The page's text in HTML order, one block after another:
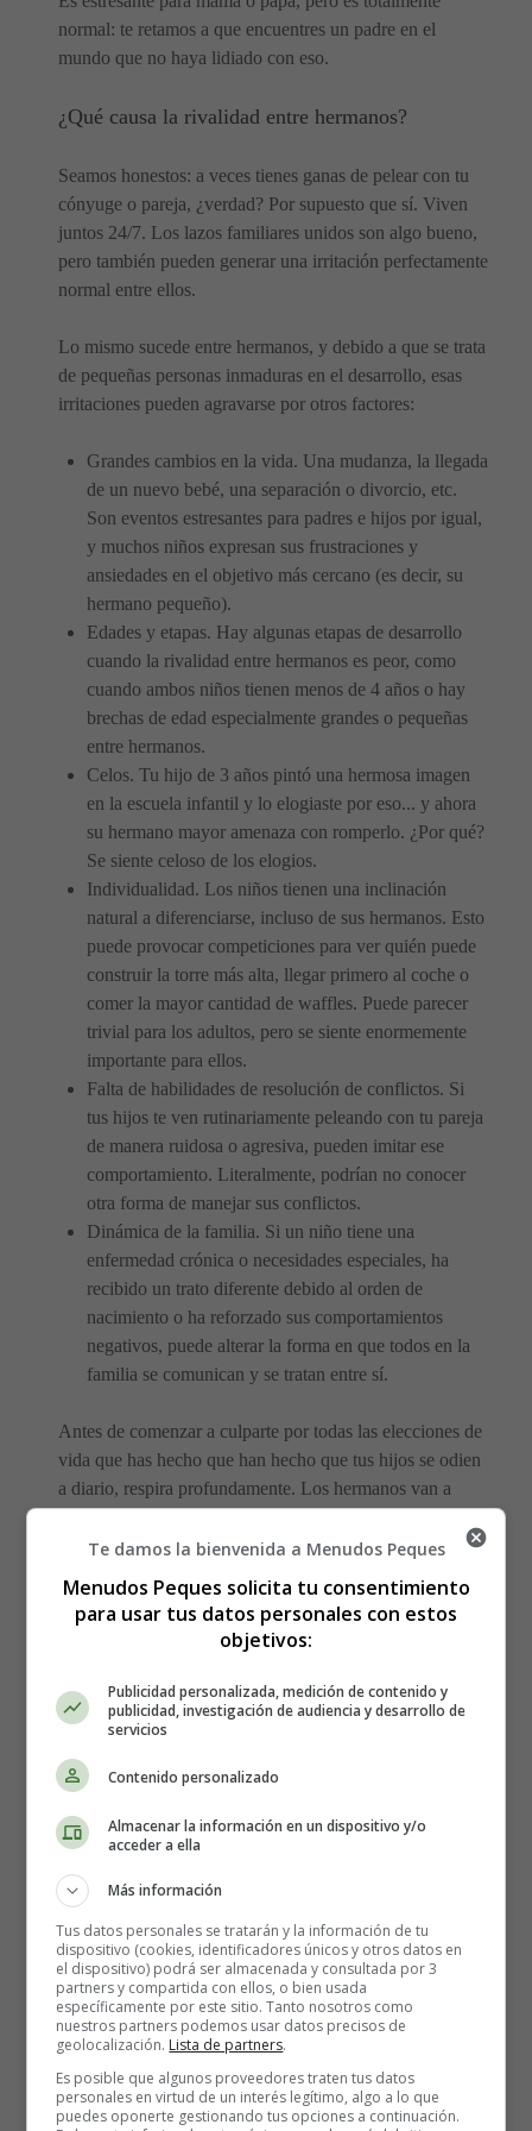
normal: te retamos a que encuentres un padre en el
mundo que no haya lidiado con eso.
¿Qué causa la rivalidad entre hermanos?
Seamos honestos: a veces tienes ganas de pelear con tu
cónyuge o pareja, ¿verdad? Por supuesto que sí. Viven
juntos 24/7. Los lazos familiares unidos son algo bueno,
pero también pueden generar una irritación perfectamente
normal entre ellos.
Lo mismo sucede entre hermanos, y debido a que se trata
de pequeñas personas inmaduras en el desarrollo, esas
irritaciones pueden agravarse por otros factores:
Grandes cambios en la vida. Una mudanza, la llegada
de un nuevo bebé, una separación o divorcio, etc.
Son eventos estresantes para padres e hijos por igual,
y muchos niños expresan sus frustraciones y
ansiedades en el objetivo más cercano (es decir, su
hermano pequeño).
Edades y etapas. Hay algunas etapas de desarrollo
cuando la rivalidad entre hermanos es peor, como
cuando ambos niños tienen menos de 4 años o hay
brechas de edad especialmente grandes o pequeñas
entre hermanos.
Celos. Tu hijo de 3 años pintó una hermosa imagen
en la escuela infantil y lo elogiaste por eso... y ahora
su hermano mayor amenaza con romperlo. ¿Por qué?
Se siente celoso de los elogios.
Individualidad. Los niños tienen una inclinación
natural a diferenciarse, incluso de sus hermanos. Esto
puede provocar competiciones para ver quién puede
construir la torre más alta, llegar primero al coche o
comer la mayor cantidad de waffles. Puede parecer
trivial para los adultos, pero se siente enormemente
importante para ellos.
Falta de habilidades de resolución de conflictos. Si
tus hijos te ven rutinariamente peleando con tu pareja
de manera ruidosa o agresiva, pueden imitar ese
comportamiento. Literalmente, podrían no conocer
otra forma de manejar sus conflictos.
Dinámica de la familia. Si un niño tiene una
enfermedad crónica o necesidades especiales, ha
recibido un trato diferente debido al orden de
nacimiento o ha reforzado sus comportamientos
negativos, puede alterar la forma en que todos en la
familia se comunican y se tratan entre sí.
Antes de comenzar a culparte por todas las elecciones de
vida que has hecho que han hecho que tus hijos se odien
a diario, respira profundamente. Los hermanos van a
rivalidad entre hermanos existente, pero es probable que
no hayas causado directamente que tus hijos compitan
detenerlo por completo.
exacerbar la rivalidad entre hermanos. Si haces algo de lo
la situación:
Constantemente alabas a un niño y críticas a otro.
Asignar roles familiares específicos (Ana es un genio
de las matemáticas y David es el artista)
Prestas más atención a las necesidades e intereses de
un niño que del otro.
Ejemplos de rivalidad entre hermanos
Te damos la bienvenida a Menudos Peques
Menudos Peques solicita tu consentimiento
para usar tus datos personales con estos
objetivos:
Publicidad personalizada, medición de contenido y
publicidad, investigación de audiencia y desarrollo de
servicios
Contenido personalizado
Almacenar la información en un dispositivo y/o
acceder a ella
Más información
Tus datos personales se tratarán y la información de tu
dispositivo (cookies, identificadores únicos y otros datos en
el dispositivo) podrá ser almacenada y consultada por 3
partners y compartida con ellos, o bien usada
específicamente por este sitio. Tanto nosotros como
nuestros partners podemos usar datos precisos de
geolocalización. Lista de partners.
Es posible que algunos proveedores traten tus datos
personales en virtud de un interés legítimo, algo a lo que
puedes oponerte gestionando tus opciones a continuación.